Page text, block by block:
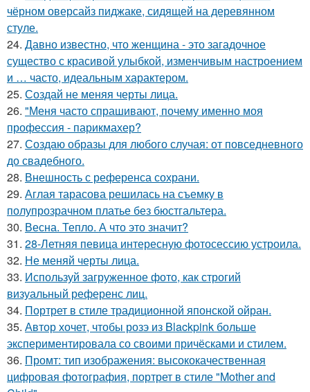
чёрном оверсайз пиджаке, сидящей на деревянном
стуле.
24. Давно известно, что женщина - это загадочное
существо с красивой улыбкой, изменчивым настроением
и … часто, идеальным характером.
25. Создай не меняя черты лица.
26. "Меня часто спрашивают, почему именно моя
профессия - парикмахер?
27. Создаю образы для любого случая: от повседневного
до свадебного.
28. Внешность с референса сохрани.
29. Аглая тарасова решилась на съемку в
полупрозрачном платье без бюстгальтера.
30. Весна. Тепло. А что это значит?
31. 28-Летняя певица интересную фотосессию устроила.
32. Не меняй черты лица.
33. Используй загруженное фото, как строгий
визуальный референс лиц.
34. Портрет в стиле традиционной японской ойран.
35. Автор хочет, чтобы розэ из Blackpink больше
экспериментировала со своими причёсками и стилем.
36. Промт: тип изображения: высококачественная
цифровая фотография, портрет в стиле "Mother and